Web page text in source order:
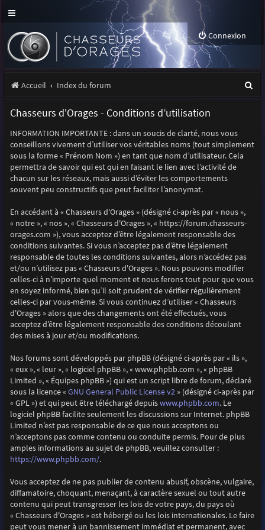
Connexion
Accueil Index du forum
Chasseurs d'Orages - Conditions d’utilisation
INFORMATION IMPORTANTE : dans un soucis de clarté, nous vous
conseillons vivement d’utiliser vos véritables noms (tout simplement
sous la forme « Prénom Nom ») en tant que nom d’utilisateur. Cela
permettra de savoir qui est qui en faisant le lien avec l’activité de
chacun sur les réseaux, mais aussi d’éviter les comportements
souvent peu constructifs que peut faciliter l’anonymat.
En accédant à « Chasseurs d'Orages » (désigné ci-après par « nous »,
« notre », « nos », « Chasseurs d'Orages », « https://forum.chasseurs-
orages.com »), vous acceptez d’être légalement responsable des
conditions suivantes. Si vous n’acceptez pas d’être légalement
responsable de toutes les conditions suivantes, alors n’accédez pas
et/ou n’utilisez pas « Chasseurs d'Orages ». Nous pouvons modifier
celles-ci à n’importe quel moment et nous ferons tout pour que vous
en soyez informé, bien qu’il soit prudent de vérifier régulièrement
celles-ci par vous-même. Si vous continuez d’utiliser « Chasseurs
d'Orages » alors que des changements ont été effectués, vous
acceptez d’être légalement responsable des conditions découlant
des mises à jour et/ou modifications.
Nos forums sont développés par phpBB (désigné ci-après par « ils »,
« eux », « leur », « logiciel phpBB », « www.phpbb.com », « phpBB
Limited », « Équipes phpBB ») qui est un script libre de forum, déclaré
sous la licence « GNU General Public License v2» (désigné ci-après par
« GPL ») et qui peut être téléchargé depuiswww.phpbb.com. Le
logiciel phpBB facilite seulement les discussions sur Internet. phpBB
Limited n’est pas responsable de ce que nous acceptons ou
n’acceptons pas comme contenu ou conduite permis. Pour de plus
amples informations au sujet de phpBB, veuillez consulter :
https://www.phpbb.com/.
Vous acceptez de ne pas publier de contenu abusif, obscène, vulgaire,
diffamatoire, choquant, menaçant, à caractère sexuel ou tout autre
contenu qui peut transgresser les lois de votre pays, du pays où
« Chasseurs d'Orages » est hébergé ou les lois internationales. Le faire
peut vous mener à un bannissement immédiat et permanent, avec